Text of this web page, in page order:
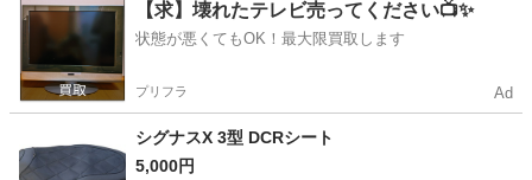
【求】壊れたテレビ売ってください📺✨
状態が悪くてもOK！最大限買取します
プリフラ Ad
シグナスX 3型 DCRシート
5,000円